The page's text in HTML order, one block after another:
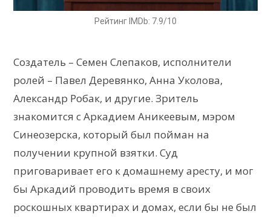
Рейтинг IMDb: 7.9/10
Создатель – Семен Слепаков, исполнители
ролей – Павел Деревянко, Анна Уколова,
Александр Робак, и другие. Зритель
знакомится с Аркадием Аникеевым, мэром
Синеозерска, который был пойман на
получении крупной взятки. Суд
приговаривает его к домашнему аресту, и мог
бы Аркадий проводить время в своих
роскошных квартирах и домах, если бы не был